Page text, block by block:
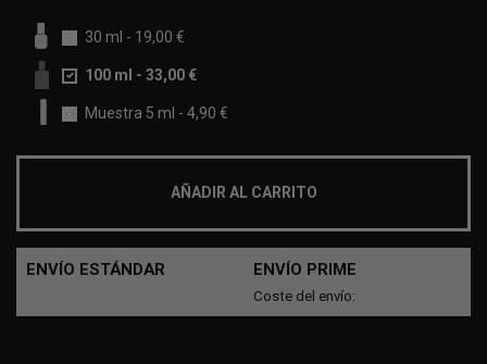
30 ml - 19,00 €
100 ml - 33,00 €
Muestra 5 ml - 4,90 €
AÑADIR AL CARRITO
ENVÍO ESTÁNDAR ENVÍO PRIME
Coste del envío: